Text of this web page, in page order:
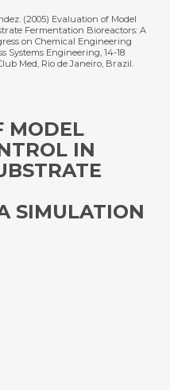
(2005) Evaluation of Model
Fermentation Bioreactors: A
on Chemical Engineering
Systems Engineering, 14-18
Med, Rio de Janeiro, Brazil.
MODEL
IN
SIMULATION